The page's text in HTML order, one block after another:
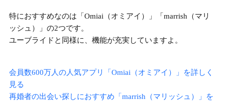
特におすすめなのは 「Omiai（オミアイ）」「marrish（マリ
ッシュ）」 の2つです。
ユーブライドと同様に、機能が充実していますよ。
会員数600万人の人気アプリ「Omiai（オミアイ）」を詳しく
見る
再婚者の出会い探しにおすすめ「marrish（マリッシュ）」を